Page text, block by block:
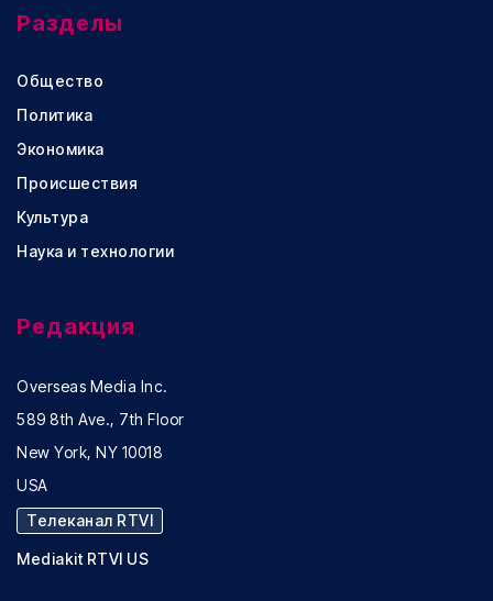
Разделы
Общество
Политика
Экономика
Происшествия
Культура
Наука и технологии
Редакция
Overseas Media Inc.
589 8th Ave., 7th Floor
New York, NY 10018
USA
Телеканал RTVI
Mediakit RTVI US